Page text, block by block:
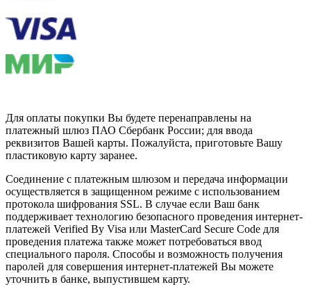
Для оплаты покупки Вы будете перенаправлены на
платежный шлюз ПАО Сбербанк России; для ввода
реквизитов Вашей карты. Пожалуйста, приготовьте Вашу
пластиковую карту заранее.
Соединение с платежным шлюзом и передача информации
осуществляется в защищенном режиме с использованием
протокола шифрования SSL. В случае если Ваш банк
поддерживает технологию безопасного проведения интернет-
платежей Verified By Visa или MasterCard Secure Code для
проведения платежа также может потребоваться ввод
специального пароля. Способы и возможность получения
паролей для совершения интернет-платежей Вы можете
уточнить в банке, выпустившем карту.